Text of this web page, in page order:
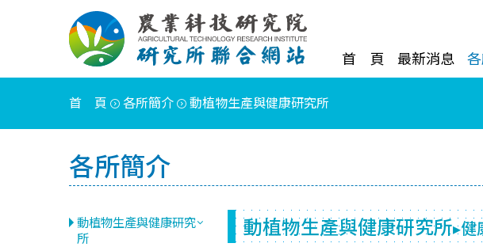
首 頁 最新消息
首 頁 各所簡介 動植物生產與健康研究所
各所簡介
動植物生產與健康研究
所
動植物生產與健康研究所▸健